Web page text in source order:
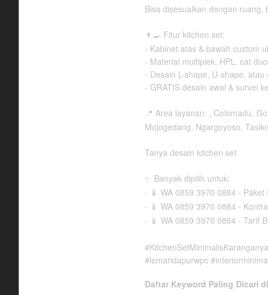
Bisa disesuaikan dengan
👨‍🍳 Fitur kitchen set:
- Kabinet atas & bawah custom
- Material multiplek, HPL, cat
- Desain L-shape, U-shape, atau
- GRATIS desain awal & survei
📍 Area layanan: , Colomadu,
Mojogedang, Ngargoyoso,
Tanya desain kitchen set
✨ Banyak dipilih untuk:
- 📱 WA 0859 3970 0884 -
- 📱 WA 0859 3970 0884 -
- 📱 WA 0859 3970 0884 - Tarif
#lemaridapurwpc
Daftar Keyword Paling Dicari